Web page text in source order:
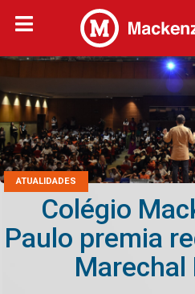
ATUALIDADES
Colégio
Paulo premia
Marechal